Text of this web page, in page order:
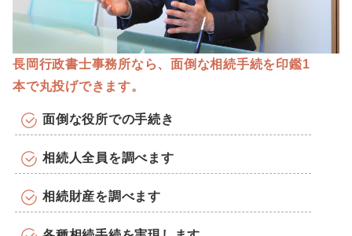
長岡行政書士事務所なら、面倒な相続手続を 印鑑1
本で丸投げできます。
面倒な役所での手続き
相続人全員を調べます
相続財産を調べます